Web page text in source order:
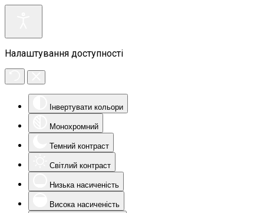
Налаштування доступності
Інвертувати кольори
Монохромний
Темний контраст
Світлий контраст
Низька насиченість
Висока насиченість